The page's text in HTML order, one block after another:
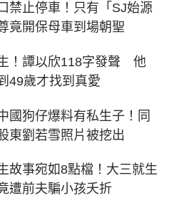
禁止停車！只有「SJ始源
竟開保母車到場朝聖
！譚以欣118字發聲 他
49歲才找到真愛
國狗仔爆料有私生子！同
東劉若雪照片被挖出
故事宛如8點檔！大三就生
遭前夫騙小孩夭折